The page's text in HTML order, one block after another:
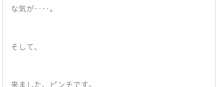
な気が‥‥。
そして、
来ました、ピンチです。